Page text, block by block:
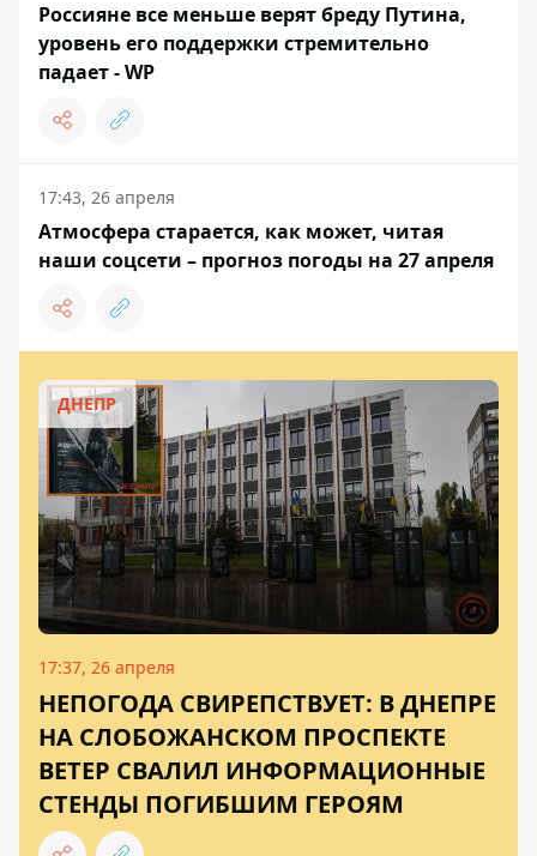
Россияне все меньше верят бреду Путина,
уровень его поддержки стремительно
падает - WP
17:43, 26 апреля
Атмосфера старается, как может, читая
наши соцсети – прогноз погоды на 27 апреля
ДНЕПР
17:37, 26 апреля
НЕПОГОДА СВИРЕПСТВУЕТ: В ДНЕПРЕ
НА СЛОБОЖАНСКОМ ПРОСПЕКТЕ
ВЕТЕР СВАЛИЛ ИНФОРМАЦИОННЫЕ
СТЕНДЫ ПОГИБШИМ ГЕРОЯМ